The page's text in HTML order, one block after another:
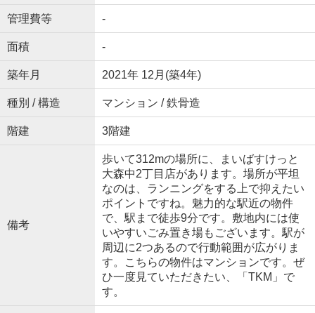
管理費等 -
面積 -
築年月 2021年 12月(築4年)
種別 / 構造 マンション / 鉄骨造
階建 3階建
備考
歩いて312mの場所に、まいばすけっと
大森中2丁目店があります。場所が平坦
なのは、ランニングをする上で抑えたい
ポイントですね。魅力的な駅近の物件
で、駅まで徒歩9分です。敷地内には使
いやすいごみ置き場もございます。駅が
周辺に2つあるので行動範囲が広がりま
す。こちらの物件はマンションです。ぜ
ひ一度見ていただきたい、「TKM」で
す。